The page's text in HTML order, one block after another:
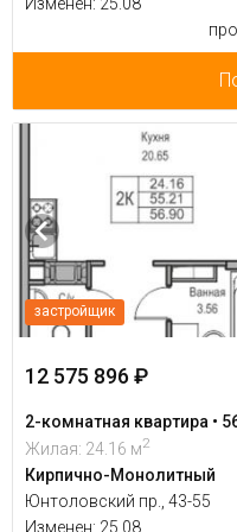
Изменен: 25.08
застройщик
12 575 896 ₽
2-комнатная квартира •
Жилая: 24.16 м2
Кирпично-Монолитный
Юнтоловский пр., 43-55
Изменен: 25.08